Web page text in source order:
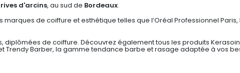
d'arcins, au sud de Bordeaux.
de coiffure et esthétique telles que l’Oréal Professionnel Paris,
de coiffure. Découvrez également tous les produits
Trendy Barber, la gamme tendance barbe et rasage adaptée à vos